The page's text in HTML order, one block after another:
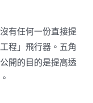
有任何一份直接提
程」飛行器。五角
開的目的是提高透